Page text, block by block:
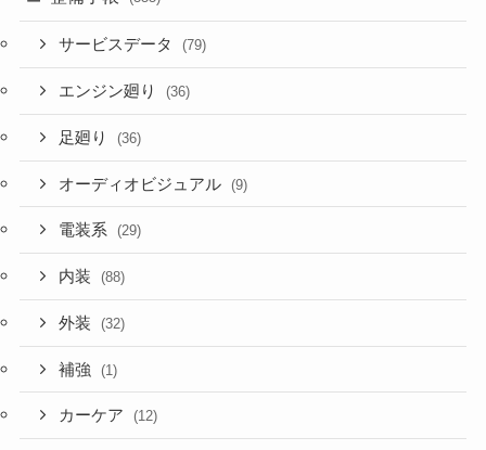
サービスデータ (79)
エンジン廻り (36)
足廻り (36)
オーディオビジュアル (9)
電装系 (29)
内装 (88)
外装 (32)
補強 (1)
カーケア (12)